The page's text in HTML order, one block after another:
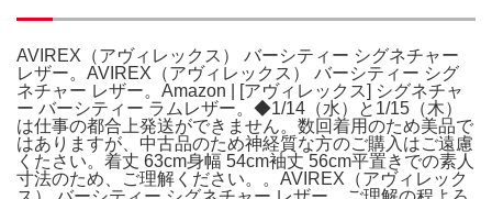
AVIREX（アヴィレックス） バーシティー シグネチャー
レザー。AVIREX（アヴィレックス） バーシティー シグ
ネチャー レザー。Amazon | [アヴィレックス] シグネチャ
ー バーシティー ラムレザー。◆1/14（水）と1/15（木）
は仕事の都合上発送ができません。数回着用のため美品で
はありますが、中古品のため神経質な方のご購入はご遠慮
くたさい。着丈 63cm身幅 54cm袖丈 56cm平置きでの素人
寸法のため、ご理解ください。。AVIREX（アヴィレック